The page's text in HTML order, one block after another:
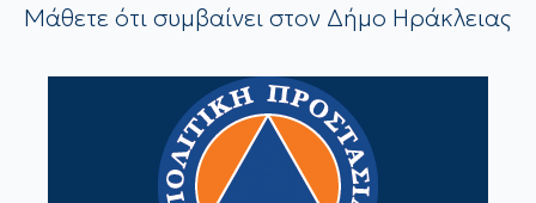
Μάθετε ότι συμβαίνει στον Δήμο Ηράκλειας